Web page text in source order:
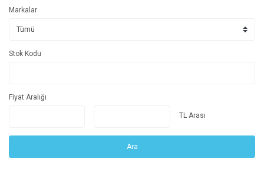
Markalar
Stok Kodu
Fiyat Aralığı
TL Arası
Ara